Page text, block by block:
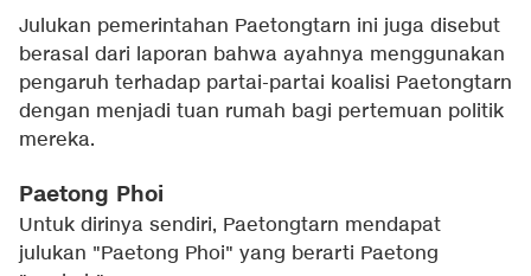
Julukan pemerintahan Paetongtarn ini juga disebut
berasal dari laporan bahwa ayahnya menggunakan
pengaruh terhadap partai-partai koalisi Paetongtarn
dengan menjadi tuan rumah bagi pertemuan politik
mereka.
Paetong Phoi
Untuk dirinya sendiri, Paetongtarn mendapat
julukan "Paetong Phoi" yang berarti Paetong